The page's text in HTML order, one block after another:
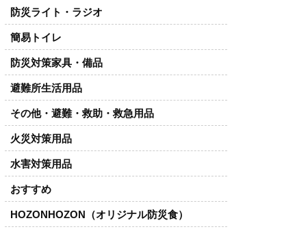
防災ライト・ラジオ
簡易トイレ
防災対策家具・備品
避難所生活用品
その他・避難・救助・救急用品
火災対策用品
水害対策用品
おすすめ
HOZONHOZON（オリジナル防災食）